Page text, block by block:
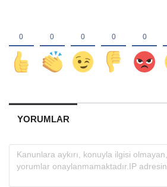
YORUMLAR